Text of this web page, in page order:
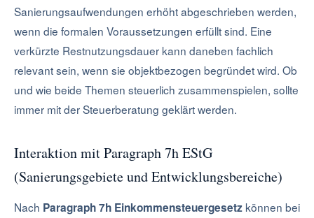
Sanierungsaufwendungen erhöht abgeschrieben werden,
wenn die formalen Voraussetzungen erfüllt sind. Eine
verkürzte Restnutzungsdauer kann daneben fachlich
relevant sein, wenn sie objektbezogen begründet wird. Ob
und wie beide Themen steuerlich zusammenspielen, sollte
immer mit der Steuerberatung geklärt werden.
Interaktion mit Paragraph 7h EStG
(Sanierungsgebiete und Entwicklungsbereiche)
Nach Paragraph 7h Einkommensteuergesetz können bei